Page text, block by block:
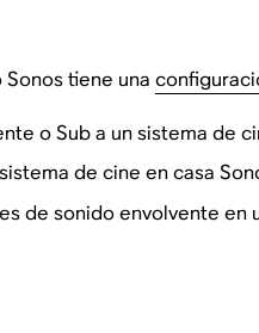
tiene una
o Sub a un sistema de
de cine en casa
de sonido envolvente